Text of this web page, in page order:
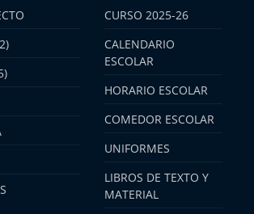
CURSO 2025-26
CALENDARIO
ESCOLAR
HORARIO ESCOLAR
COMEDOR ESCOLAR
UNIFORMES
LIBROS DE TEXTO Y
MATERIAL